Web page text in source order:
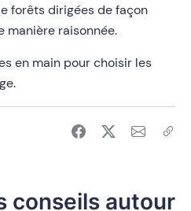
forêts dirigées de façon
manière raisonnée.
en main pour choisir les
conseils autour